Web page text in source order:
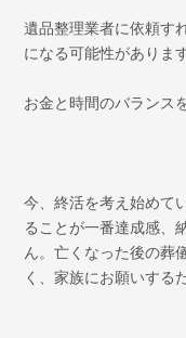
遺品整理業者に依頼す
になる可能性があります
お金と時間のバランス
今、終活を考え始めて
ることが一番達成感、
ん。亡くなった後の葬
く、家族にお願いする